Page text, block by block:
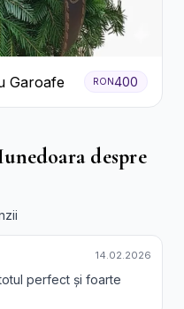
Garoafe RON 400
despre
14.02.2026
perfect și foarte